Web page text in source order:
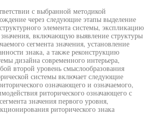
с выбранной методикой
через следующие этапы выделение
элемента системы, экспликацию
значения, включающую выявление структуры
сегмента значения, установление
знака, а также реконструкцию
дизайна современного интерьера,
второй уровень смыслообразования
системы включает следующие
означающего и означаемого,
риторического означающего с
значения первого уровня,
риторического знака